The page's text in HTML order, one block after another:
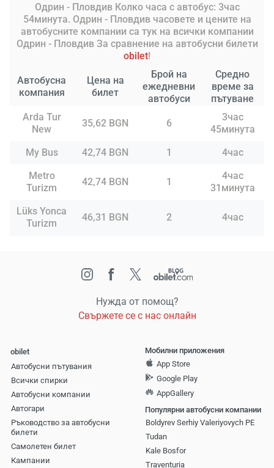
Одрин - Пловдив Колко часа с автобус: 3час
54минута. Одрин - Пловдив часовете и цените на
автобусните компании са тук на всички компании
Одрин - Пловдив За сравнение на автобусни билети
obilet!
Автобусна
компания
Цена на
билет
Брой на
ежедневни
автобуси
Средно
време за
пътуване
Arda Tur
New
35,62 BGN 6
3час
45минута
My Bus
42,74 BGN 1
4час
Metro
Turizm
42,74 BGN 1
4час
31минута
Lüks Yonca
Turizm
46,31 BGN 2 4час
Нужда от помощ?
Свържете се с нас онлайн
obilet
Автобусни пътувания
Всички спирки
Автобусни компании
Aвтогари
Ръководство за автобусни
билети
Самолетен билет
Кампании
Мобилни приложения
App Store
Google Play
AppGallery
Популярни автобусни компании
Boldyrev Serhiy Valeriyovych PE
Tudan
Kale Bosfor
Traventuria